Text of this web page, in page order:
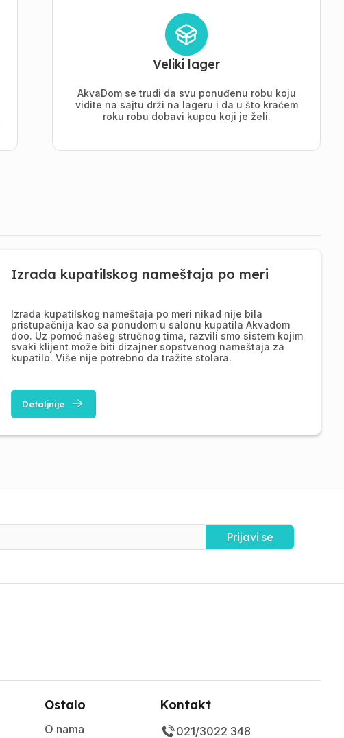
Veliki lager
AkvaDom se trudi da svu ponuđenu robu koju
vidite na sajtu drži na lageru i da u što kraćem
roku robu dobavi kupcu koji je želi.
Izrada kupatilskog nameštaja po meri
Izrada kupatilskog nameštaja po meri nikad nije bila
pristupačnija kao sa ponudom u salonu kupatila Akvadom
doo. Uz pomoć našeg stručnog tima, razvili smo sistem kojim
svaki klijent može biti dizajner sopstvenog nameštaja za
kupatilo. Više nije potrebno da tražite stolara.
Detaljnije
Prijavi se
Ostalo
O nama
Kontakt
021/3022 348